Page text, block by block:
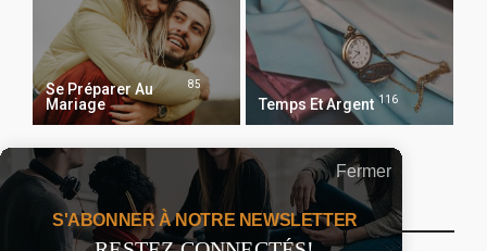
Se Préparer Au
Mariage
85
Temps Et Argent 116
Recevoir Notre Newsletter Chaque Matin
Fermer
S'ABONNER À NOTRE NEWSLETTER